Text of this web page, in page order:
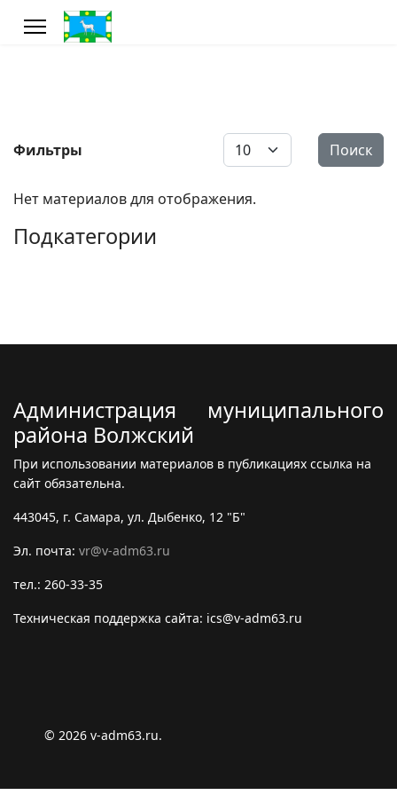
Фильтры Кол-во строк: Поиск
Нет материалов для отображения.
Подкатегории
Администрация муниципального
района Волжский
При использовании материалов в публикациях ссылка на
сайт обязательна.
443045, г. Самара, ул. Дыбенко, 12 "Б"
Эл. почта: vr@v-adm63.ru
тел.: 260-33-35
Техническая поддержка сайта: ics@v-adm63.ru
© 2026 v-adm63.ru.